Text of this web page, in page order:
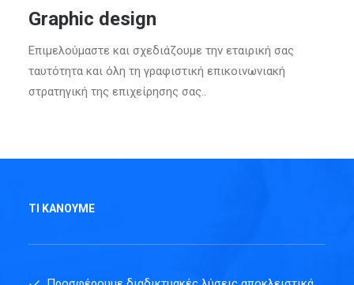
Graphic design
Επιμελούμαστε και σχεδιάζουμε την εταιρική σας
ταυτότητα και όλη τη γραφιστική επικοινωνιακή
στρατηγική της επιχείρησης σας..
ΤΙ ΚΆΝΟΥΜΕ